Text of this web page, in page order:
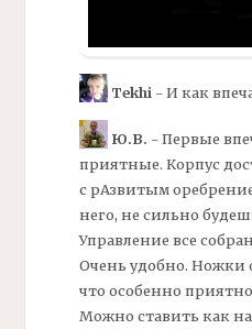
Tekhi- И как
Ю.В. - Первые
приятные. Корпус
с рАзвитым
него, не сильно
Управление все
Очень удобно. Ножки
что особенно
Можно ставить как